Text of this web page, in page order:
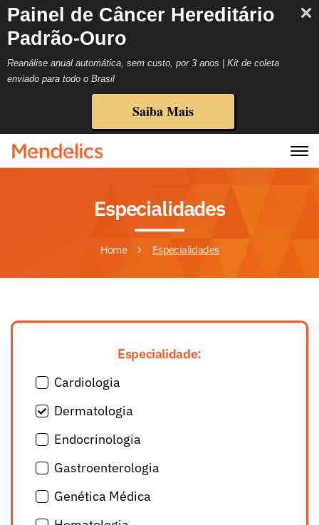
Painel de Câncer Hereditário
Padrão-Ouro
Reanálise anual automática, sem custo, por 3 anos | Kit de coleta
enviado para todo o Brasil
Saiba Mais
Especialidades
Home Especialidades
Especialidade:
Cardiologia
Dermatologia
Endocrinologia
Gastroenterologia
Genética Médica